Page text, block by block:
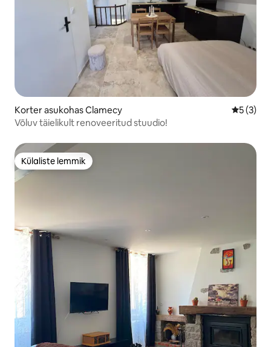
Korter asukohas Clamecy
5 (3)
Võluv täielikult renoveeritud stuudio!
Külaliste lemmik
Külaliste lemmik